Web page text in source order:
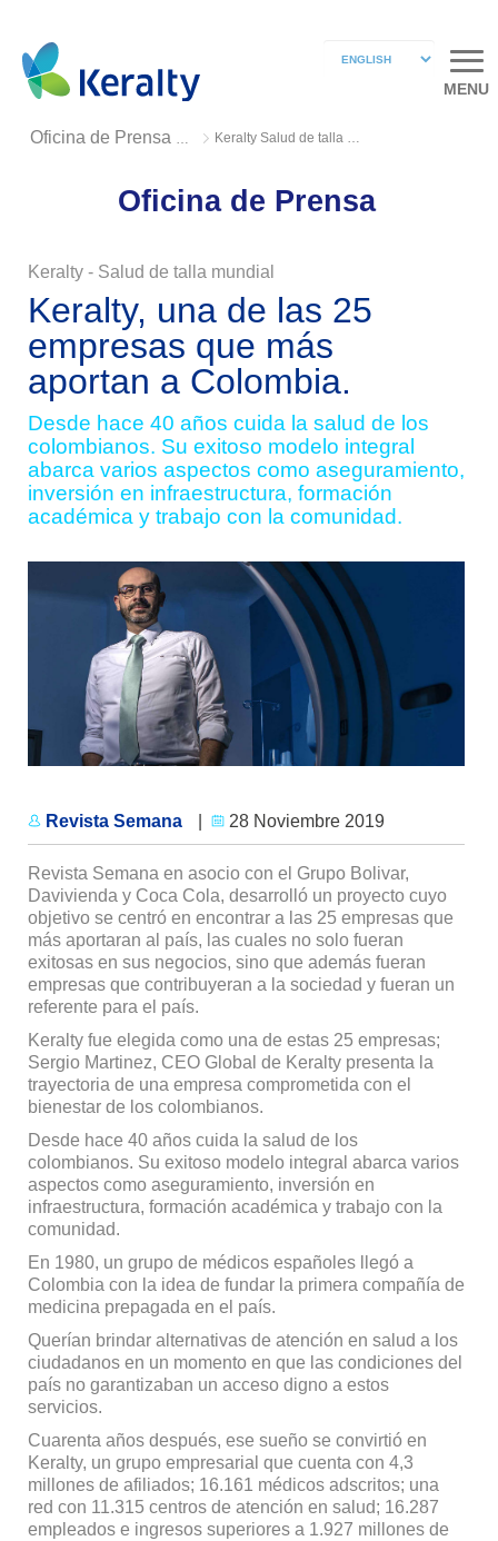
MENU
Oficina de Prensa 2019 Keralty Salud de talla mundial
Oficina de Prensa
Keralty - Salud de talla mundial
Keralty, una de las 25
empresas que más
aportan a Colombia.
Desde hace 40 años cuida la salud de los
colombianos. Su exitoso modelo integral
abarca varios aspectos como aseguramiento,
inversión en infraestructura, formación
académica y trabajo con la comunidad.
Revista Semana 28 Noviembre 2019
Revista Semana en asocio con el Grupo Bolivar,
Davivienda y Coca Cola, desarrolló un proyecto cuyo
objetivo se centró en encontrar a las 25 empresas que
más aportaran al país, las cuales no solo fueran
exitosas en sus negocios, sino que además fueran
empresas que contribuyeran a la sociedad y fueran un
referente para el país.
Keralty fue elegida como una de estas 25 empresas;
Sergio Martinez, CEO Global de Keralty presenta la
trayectoria de una empresa comprometida con el
bienestar de los colombianos.
Desde hace 40 años cuida la salud de los
colombianos. Su exitoso modelo integral abarca varios
aspectos como aseguramiento, inversión en
infraestructura, formación académica y trabajo con la
comunidad.
En 1980, un grupo de médicos españoles llegó a
Colombia con la idea de fundar la primera compañía de
medicina prepagada en el país.
Querían brindar alternativas de atención en salud a los
ciudadanos en un momento en que las condiciones del
país no garantizaban un acceso digno a estos
servicios.
Cuarenta años después, ese sueño se convirtió en
Keralty, un grupo empresarial que cuenta con 4,3
millones de afiliados; 16.161 médicos adscritos; una
red con 11.315 centros de atención en salud; 16.287
empleados e ingresos superiores a 1.927 millones de